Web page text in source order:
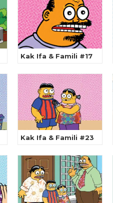
Kak Ifa & Famili #17
Kak Ifa & Famili #23